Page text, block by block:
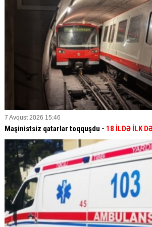
7 Avqust 2026 15:46
Maşinistsiz qatarlar toqquşdu - 18 İLDƏ İLK